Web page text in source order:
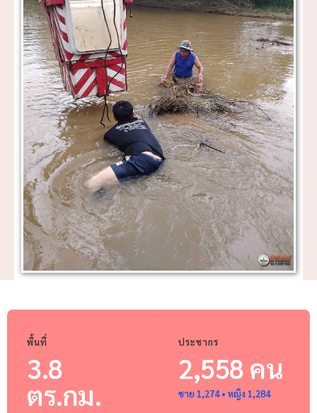
พื้นที่
3.8
ตร.กม.
ประชากร
2,558 คน
ชาย 1,274 • หญิง 1,284